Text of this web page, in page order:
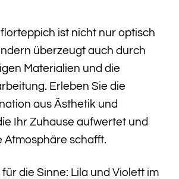
ist nicht nur optisch
überzeugt auch durch
Materialien und die
Erleben Sie die
aus Ästhetik und
Ihr Zuhause aufwertet und
Atmosphäre schafft.
die Sinne: Lila und Violett im